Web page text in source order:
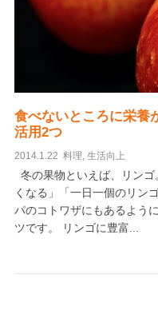
食べないところに栄養
活用2つ
2014.1.22 料理, 生活向上
冬の果物といえば、リン
くなる」「一日一個のリン
パのコトワザにもあるよう
ツです。 リンゴに豊富...